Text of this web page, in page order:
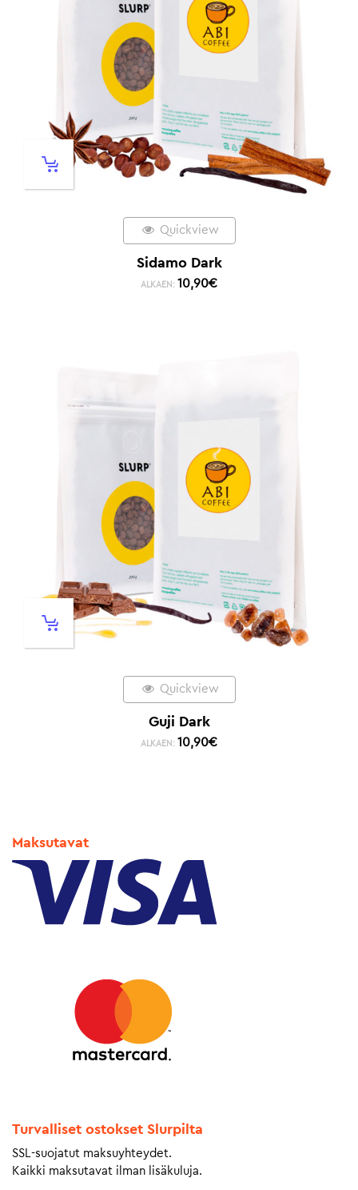
Quickview
Sidamo Dark
ALKAEN: 10,90€
Quickview
Guji Dark
ALKAEN: 10,90€
Maksutavat
Turvalliset ostokset Slurpilta
SSL-suojatut maksuyhteydet.
Kaikki maksutavat ilman lisäkuluja.